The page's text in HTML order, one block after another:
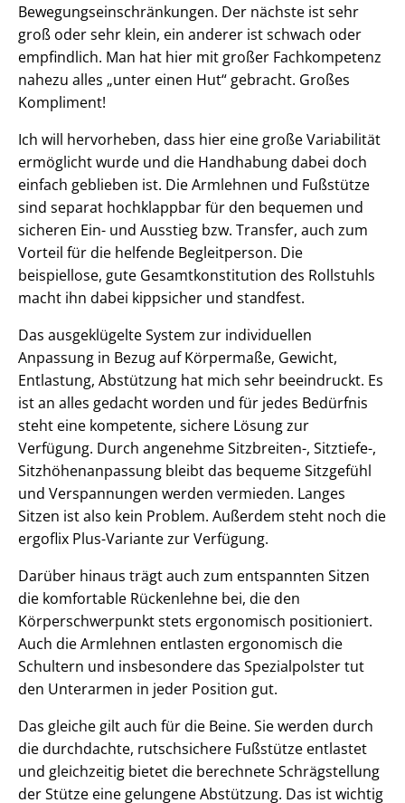
Bewegungseinschränkungen. Der nächste ist sehr
groß oder sehr klein, ein anderer ist schwach oder
empfindlich. Man hat hier mit großer Fachkompetenz
nahezu alles „unter einen Hut“ gebracht. Großes
Kompliment!
Ich will hervorheben, dass hier eine große Variabilität
ermöglicht wurde und die Handhabung dabei doch
einfach geblieben ist. Die Armlehnen und Fußstütze
sind separat hochklappbar für den bequemen und
sicheren Ein- und Ausstieg bzw. Transfer, auch zum
Vorteil für die helfende Begleitperson. Die
beispiellose, gute Gesamtkonstitution des Rollstuhls
macht ihn dabei kippsicher und standfest.
Das ausgeklügelte System zur individuellen
Anpassung in Bezug auf Körpermaße, Gewicht,
Entlastung, Abstützung hat mich sehr beeindruckt. Es
ist an alles gedacht worden und für jedes Bedürfnis
steht eine kompetente, sichere Lösung zur
Verfügung. Durch angenehme Sitzbreiten-, Sitztiefe-,
Sitzhöhenanpassung bleibt das bequeme Sitzgefühl
und Verspannungen werden vermieden. Langes
Sitzen ist also kein Problem. Außerdem steht noch die
ergoflix Plus-Variante zur Verfügung.
Darüber hinaus trägt auch zum entspannten Sitzen
die komfortable Rückenlehne bei, die den
Körperschwerpunkt stets ergonomisch positioniert.
Auch die Armlehnen entlasten ergonomisch die
Schultern und insbesondere das Spezialpolster tut
den Unterarmen in jeder Position gut.
Das gleiche gilt auch für die Beine. Sie werden durch
die durchdachte, rutschsichere Fußstütze entlastet
und gleichzeitig bietet die berechnete Schrägstellung
der Stütze eine gelungene Abstützung. Das ist wichtig